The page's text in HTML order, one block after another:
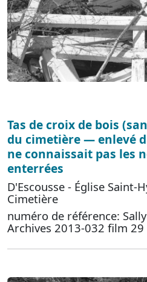
Tas de croix de bois
du cimetière — enlevé
ne connaissait pas les
enterrées
D'Escousse - Église Saint-
Cimetière
numéro de référence:
Archives 2013-032 film 29